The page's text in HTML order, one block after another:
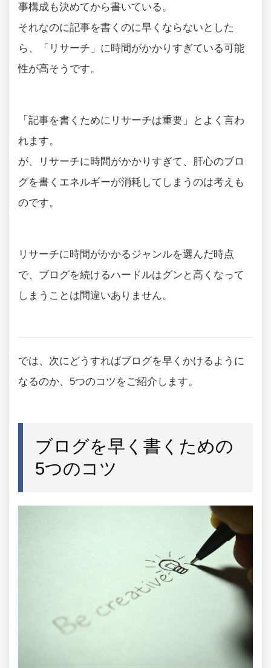
事構成も決めてから書いている。
それなのに記事を書くのに早くならないとした
ら、「リサーチ」に時間がかかりすぎている可能
性が高そうです。
「記事を書くためにリサーチは重要」とよく言わ
れます。
が、リサーチに時間がかかりすぎて、肝心のブロ
グを書くエネルギーが消耗してしまうのは考えも
のです。
リサーチに時間がかかるジャンルを選んだ時点
で、ブログを続けるハードルはグンと高くなって
しまうことは間違いありません。
では、次にどうすればブログを早くかけるように
なるのか、5つのコツをご紹介します。
ブログを早く書くための
5つのコツ